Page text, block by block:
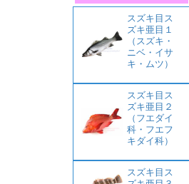
スズキ目ス
ズキ亜目１
（スズキ・
ニベ・イサ
キ・ムツ）
スズキ目ス
ズキ亜目２
（フエダイ
科・フエフ
キダイ科）
スズキ目ス